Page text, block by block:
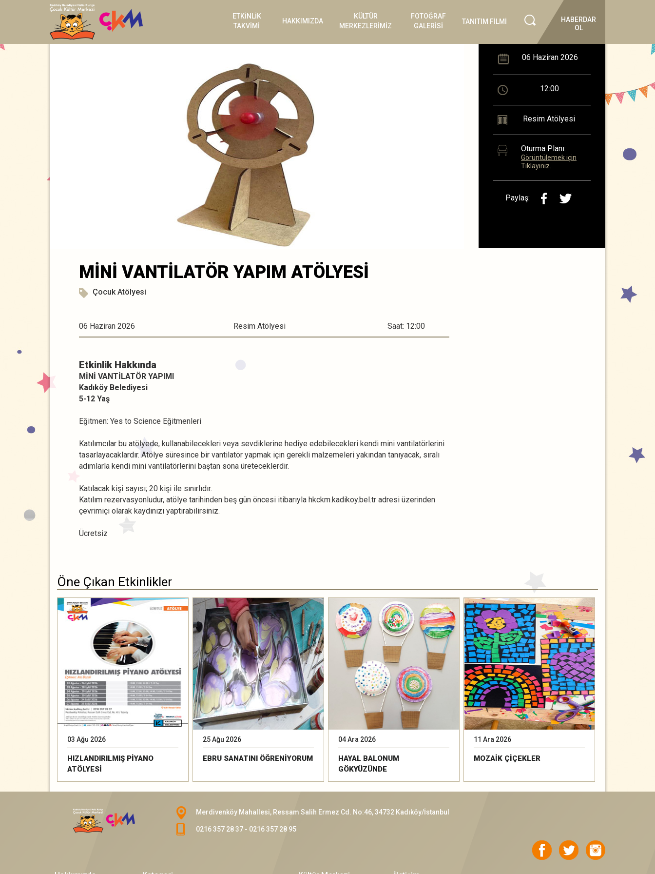
ETKİNLİK
TAKVİMİ
HAKKIMIZDA
KÜLTÜR
MERKEZLERİMİZ
FOTOĞRAF
GALERİSİ
TANITIM FİLMİ
HABERDAR
OL
06 Haziran 2026
12:00
Resim Atölyesi
Oturma Planı:
Görüntülemek için
Tıklayınız.
Paylaş:
MİNİ VANTİLATÖR YAPIM ATÖLYESİ
Çocuk Atölyesi
06 Haziran 2026 Resim Atölyesi Saat: 12:00
Etkinlik Hakkında
MİNİ VANTİLATÖR YAPIMI
Kadıköy Belediyesi
5-12 Yaş
Eğitmen: Yes to Science Eğitmenleri
Katılımcılar bu atölyede, kullanabilecekleri veya sevdiklerine hediye edebilecekleri kendi mini vantilatörlerini
tasarlayacaklardır. Atölye süresince bir vantilatör yapmak için gerekli malzemeleri yakından tanıyacak, sıralı
adımlarla kendi mini vantilatörlerini baştan sona üreteceklerdir.
Katılacak kişi sayısı; 20 kişi ile sınırlıdır.
Katılım rezervasyonludur, atölye tarihinden beş gün öncesi itibarıyla hkckm.kadikoy.bel.tr adresi üzerinden
çevrimiçi olarak kaydınızı yaptırabilirsiniz.
Ücretsiz
Öne Çıkan Etkinlikler
03 Ağu 2026
HIZLANDIRILMIŞ PİYANO
ATÖLYESİ
25 Ağu 2026
EBRU SANATINI ÖĞRENİYORUM
04 Ara 2026
HAYAL BALONUM
GÖKYÜZÜNDE
11 Ara 2026
MOZAİK ÇİÇEKLER
Merdivenköy Mahallesi, Ressam Salih Ermez Cd. No:46, 34732 Kadıköy/İstanbul
0216 357 28 37 - 0216 357 28 95